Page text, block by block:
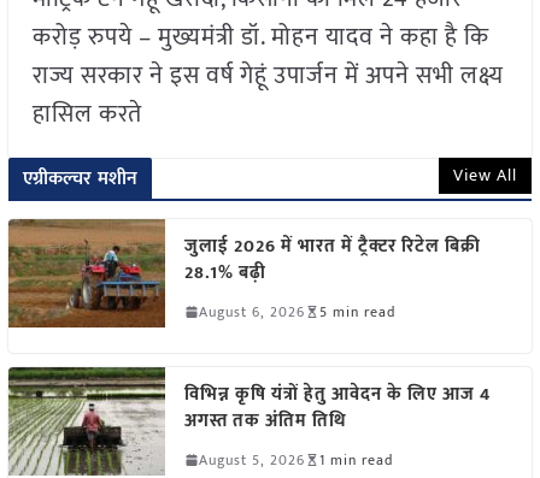
करोड़ रुपये – मुख्यमंत्री डॉ. मोहन यादव ने कहा है कि
राज्य सरकार ने इस वर्ष गेहूं उपार्जन में अपने सभी लक्ष्य
हासिल करते
एग्रीकल्चर मशीन View All
जुलाई 2026 में भारत में ट्रैक्टर रिटेल बिक्री
28.1% बढ़ी
August 6, 2026 5 min read
विभिन्न कृषि यंत्रों हेतु आवेदन के लिए आज 4
अगस्त तक अंतिम तिथि
August 5, 2026 1 min read